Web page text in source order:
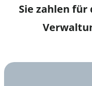
Sie zahlen